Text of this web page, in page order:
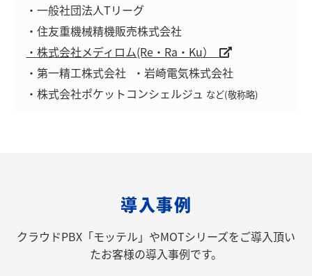
・一般社団法人Tリーグ
・住友重機械精機販売株式会社
・株式会社メディロム(Re・Ra・Ku）
・第一精工株式会社
・岩崎電気株式会社
・株式会社ポケットコンシェルジュ など(敬称略)
導入事例
クラウドPBX「モッテル」やMOTシリーズをご導入頂い
たお客様の導入事例です。